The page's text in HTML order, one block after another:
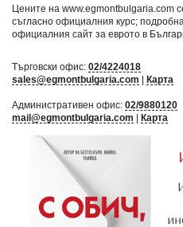
Цените на www.egmontbulgaria.com
съгласно официалния курс;
официалния сайт за еврото в
Търговски офис: 02/4224018
sales@egmontbulgaria.com | Карта
Административен офис: 02/9880120
mail@egmontbulgaria.com | Карта